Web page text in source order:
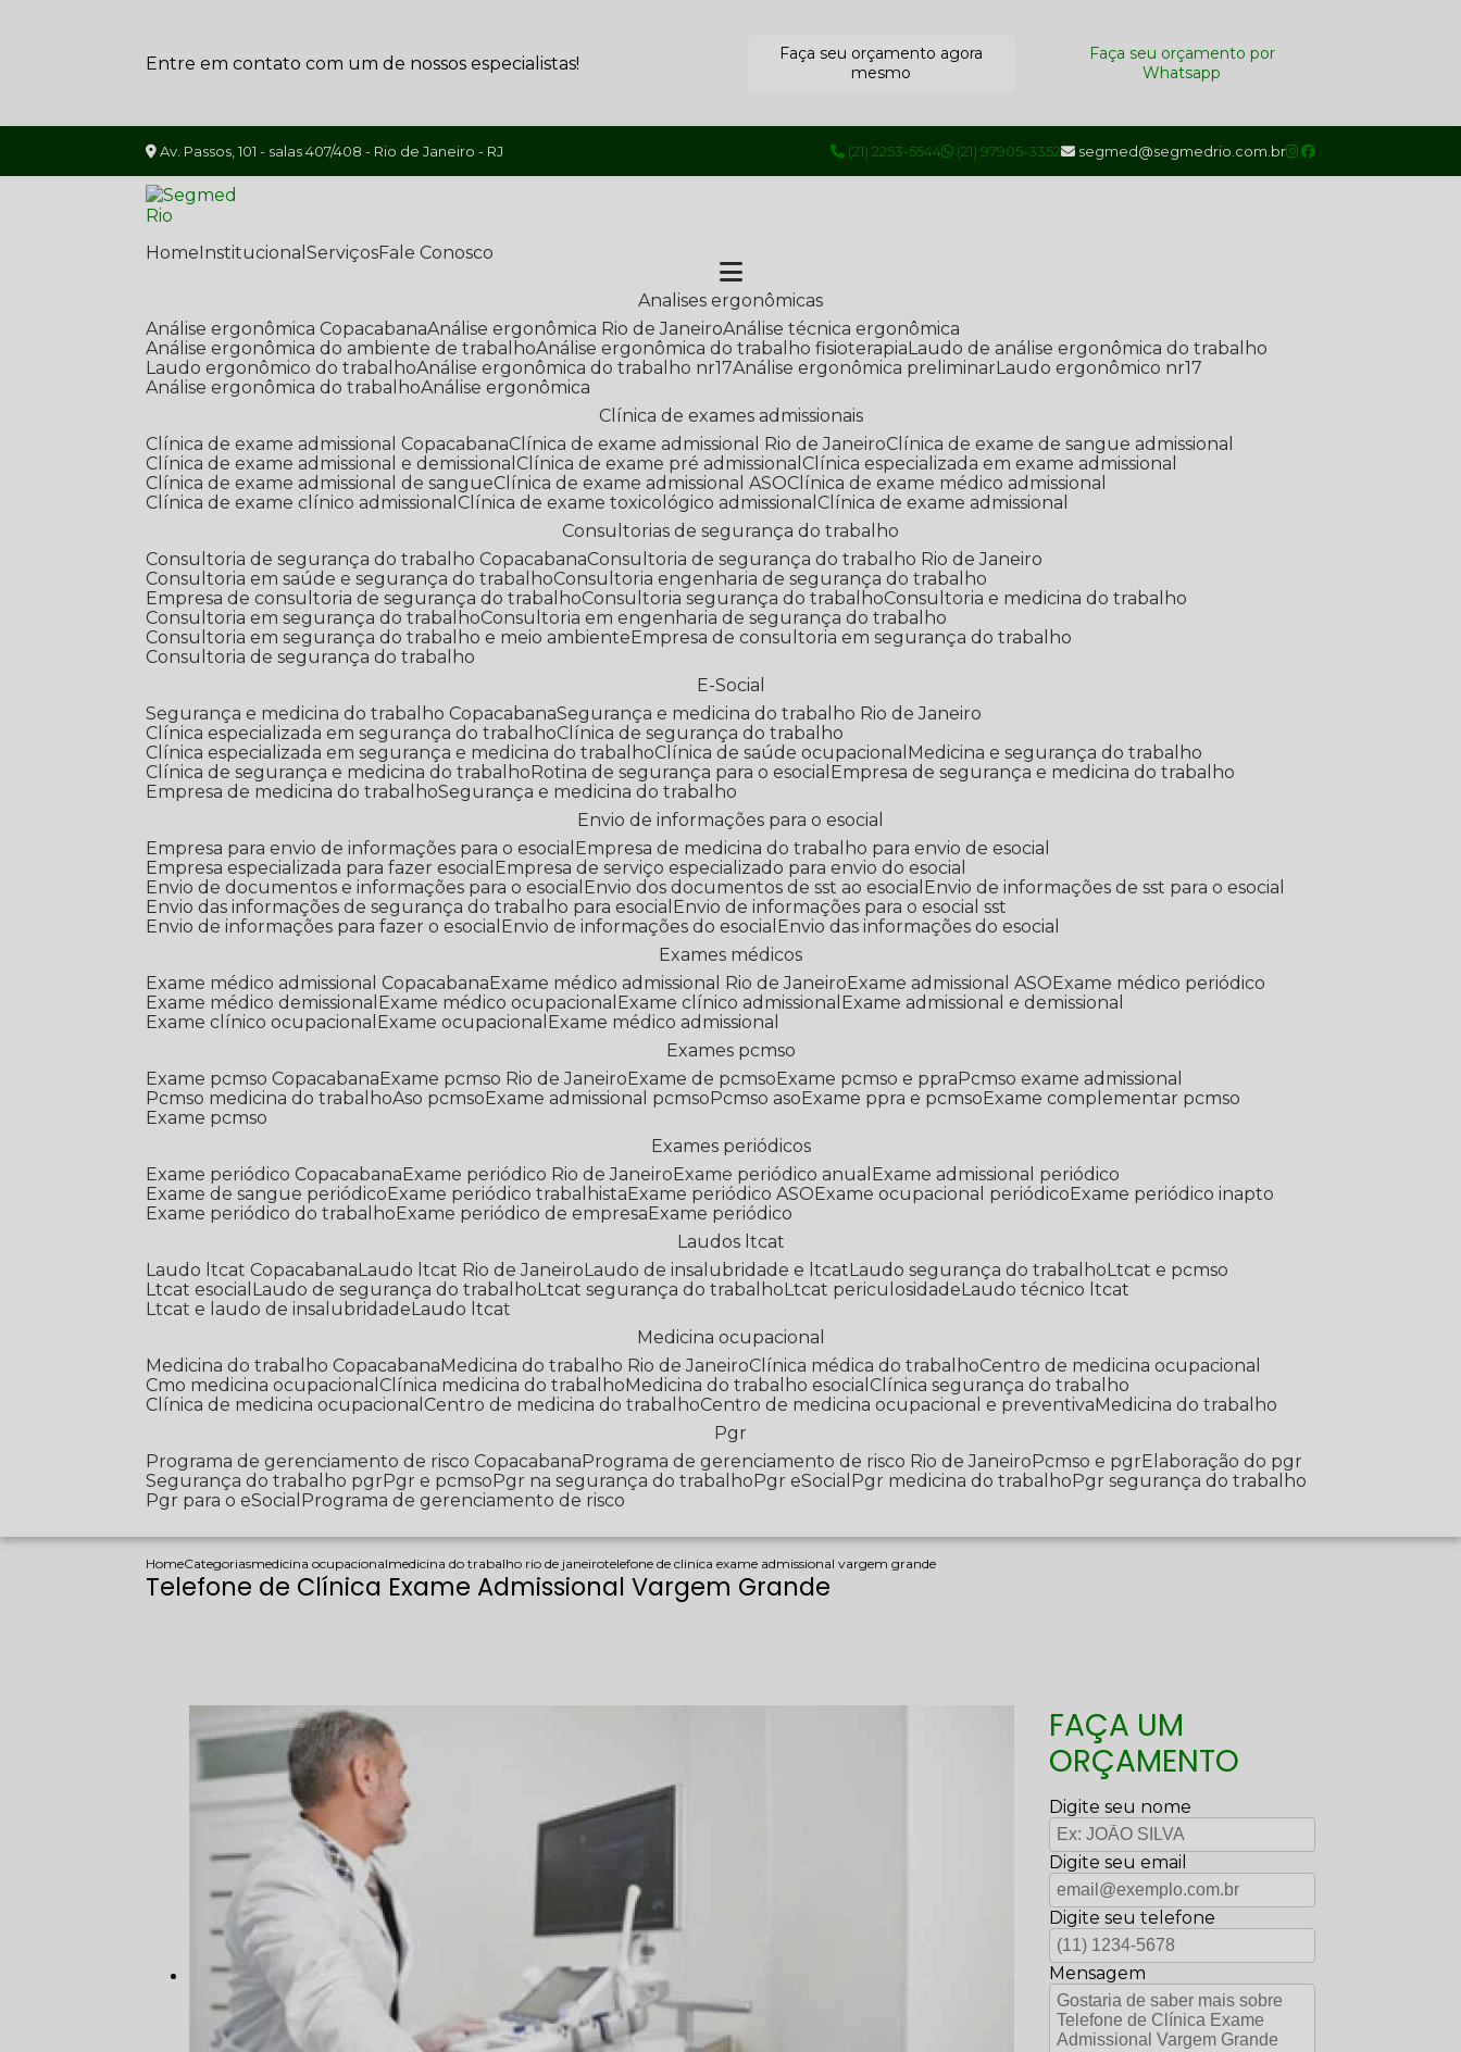
Entre em contato com um de nossos especialistas!
Faça seu orçamento agora
mesmo
Faça seu orçamento por
Whatsapp
Av. Passos, 101 - salas 407/408 - Rio de Janeiro - RJ (21) 2253-5544 (21) 97905-3352 segmed@segmedrio.com.br
Home Institucional Serviços Fale Conosco
Analises ergonômicas
Análise ergonômica Copacabana Análise ergonômica Rio de Janeiro Análise técnica ergonômica
Análise ergonômica do ambiente de trabalho Análise ergonômica do trabalho fisioterapia Laudo de análise ergonômica do trabalho
Laudo ergonômico do trabalho Análise ergonômica do trabalho nr17 Análise ergonômica preliminar Laudo ergonômico nr17
Análise ergonômica do trabalho Análise ergonômica
Clínica de exames admissionais
Clínica de exame admissional Copacabana
Clínica de exame admissional Rio de Janeiro
Clínica de exame de sangue admissional
Clínica de exame admissional e demissional
Clínica de exame pré admissional
Clínica especializada em exame admissional
Clínica de exame admissional de sangue
Clínica de exame admissional ASO
Clínica de exame médico admissional
Clínica de exame clínico admissional
Clínica de exame toxicológico admissional
Clínica de exame admissional
Consultorias de segurança do trabalho
Consultoria de segurança do trabalho Copacabana
Consultoria de segurança do trabalho Rio de Janeiro
Consultoria em saúde e segurança do trabalho
Consultoria engenharia de segurança do trabalho
Empresa de consultoria de segurança do trabalho
Consultoria segurança do trabalho
Consultoria e medicina do trabalho
Consultoria em segurança do trabalho
Consultoria em engenharia de segurança do trabalho
Consultoria em segurança do trabalho e meio ambiente
Empresa de consultoria em segurança do trabalho
Consultoria de segurança do trabalho
E-Social
Segurança e medicina do trabalho Copacabana Segurança e medicina do trabalho Rio de Janeiro
Clínica especializada em segurança do trabalho
Clínica de segurança do trabalho
Clínica especializada em segurança e medicina do trabalho
Clínica de saúde ocupacional
Medicina e segurança do trabalho
Clínica de segurança e medicina do trabalho
Rotina de segurança para o esocial
Empresa de segurança e medicina do trabalho
Empresa de medicina do trabalho Segurança e medicina do trabalho
Envio de informações para o esocial
Empresa para envio de informações para o esocial
Empresa de medicina do trabalho para envio de esocial
Empresa especializada para fazer esocial
Empresa de serviço especializado para envio do esocial
Envio de documentos e informações para o esocial
Envio dos documentos de sst ao esocial
Envio de informações de sst para o esocial
Envio das informações de segurança do trabalho para esocial
Envio de informações para o esocial sst
Envio de informações para fazer o esocial
Envio de informações do esocial
Envio das informações do esocial
Exames médicos
Exame médico admissional Copacabana
Exame médico admissional Rio de Janeiro Exame admissional ASO
Exame médico periódico
Exame médico demissional
Exame médico ocupacional Exame clínico admissional
Exame admissional e demissional
Exame clínico ocupacional
Exame ocupacional
Exame médico admissional
Exames pcmso
Exame pcmso Copacabana
Exame pcmso Rio de Janeiro Exame de pcmso Exame pcmso e ppra
Pcmso exame admissional
Pcmso medicina do trabalho Aso pcmso Exame admissional pcmso Pcmso aso Exame ppra e pcmso
Exame complementar pcmso
Exame pcmso
Exames periódicos
Exame periódico Copacabana
Exame periódico Rio de Janeiro Exame periódico anual
Exame admissional periódico
Exame de sangue periódico
Exame periódico trabalhista Exame periódico ASO Exame ocupacional periódico
Exame periódico inapto
Exame periódico do trabalho
Exame periódico de empresa
Exame periódico
Laudos ltcat
Laudo ltcat Copacabana Laudo ltcat Rio de Janeiro Laudo de insalubridade e ltcat Laudo segurança do trabalho Ltcat e pcmso
Ltcat esocial
Laudo de segurança do trabalho Ltcat segurança do trabalho Ltcat periculosidade Laudo técnico ltcat
Ltcat e laudo de insalubridade Laudo ltcat
Medicina ocupacional
Medicina do trabalho Copacabana
Medicina do trabalho Rio de Janeiro Clínica médica do trabalho
Centro de medicina ocupacional
Cmo medicina ocupacional
Clínica medicina do trabalho Medicina do trabalho esocial
Clínica segurança do trabalho
Clínica de medicina ocupacional
Centro de medicina do trabalho Centro de medicina ocupacional e preventiva
Medicina do trabalho
Pgr
Programa de gerenciamento de risco Copacabana
Programa de gerenciamento de risco Rio de Janeiro Pcmso e pgr
Elaboração do pgr
Segurança do trabalho pgr
Pgr e pcmso Pgr na segurança do trabalho Pgr eSocial Pgr medicina do trabalho
Pgr segurança do trabalho
Pgr para o eSocial
Programa de gerenciamento de risco
HomeCategoriasmedicina ocupacionalmedicina do trabalho rio de janeirotelefone de clinica exame admissional vargem grande
Telefone de Clínica Exame Admissional Vargem Grande
FAÇA UM
ORÇAMENTO
Digite seu nome
Digite seu email
Digite seu telefone
Mensagem